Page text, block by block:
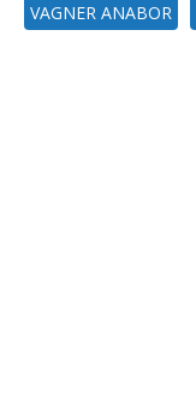
VAGNER ANABOR